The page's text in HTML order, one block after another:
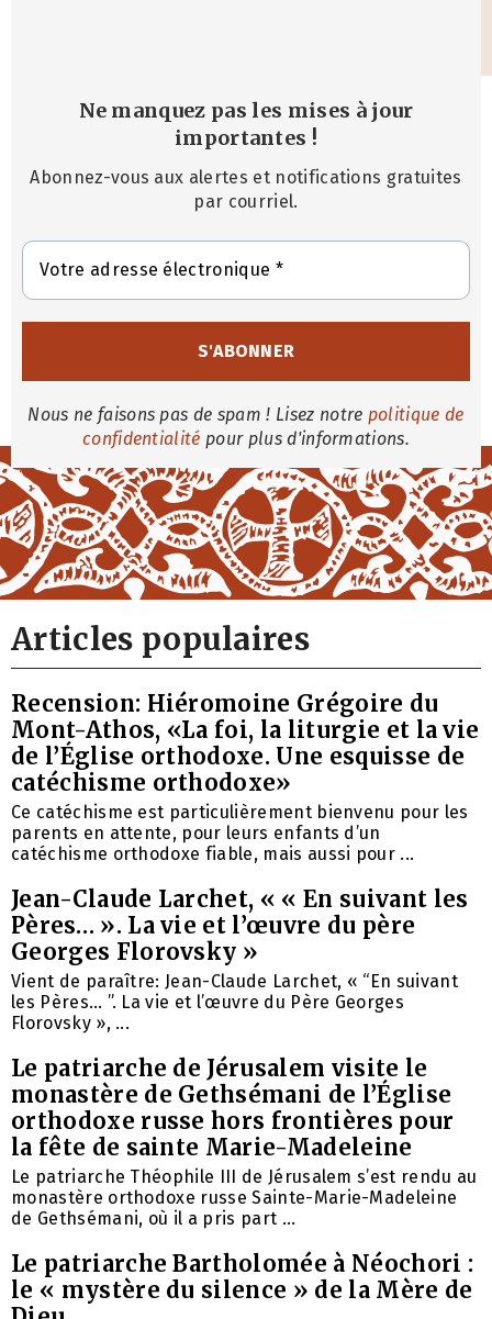
Ne manquez pas les mises à jour
importantes !
Abonnez-vous aux alertes et notifications gratuites
par courriel.
Nous ne faisons pas de spam ! Lisez notre politique de
confidentialité pour plus d'informations.
Articles populaires
Recension: Hiéromoine Grégoire du
Mont-Athos, «La foi, la liturgie et la vie
de l’Église orthodoxe. Une esquisse de
catéchisme orthodoxe»
Ce catéchisme est particulièrement bienvenu pour les
parents en attente, pour leurs enfants d’un
catéchisme orthodoxe fiable, mais aussi pour ...
Jean-Claude Larchet, « « En suivant les
Pères… ». La vie et l’œuvre du père
Georges Florovsky »
Vient de paraître: Jean-Claude Larchet, « “En suivant
les Pères… ”. La vie et l’œuvre du Père Georges
Florovsky », ...
Le patriarche de Jérusalem visite le
monastère de Gethsémani de l’Église
orthodoxe russe hors frontières pour
la fête de sainte Marie-Madeleine
Le patriarche Théophile III de Jérusalem s’est rendu au
monastère orthodoxe russe Sainte-Marie-Madeleine
de Gethsémani, où il a pris part ...
Le patriarche Bartholomée à Néochori :
le « mystère du silence » de la Mère de